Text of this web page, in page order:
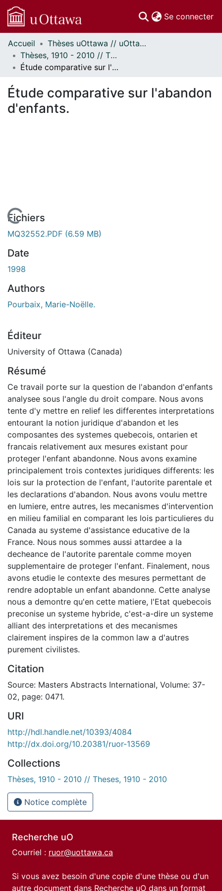
Se connecter
Communautés
et collections
Parcourir
Statistiques
À propos
Accueil
Thèses uOttawa // uOttawa Theses
Thèses, 1910 - 2010 // Theses, 1910 - 2010
Étude comparative sur l'abandon d'enfants.
Étude comparative sur l'abandon
d'enfants.
En cours de chargement...
Fichiers
MQ32552.PDF (6.59 MB)
Date
1998
Authors
Pourbaix, Marie-Noëlle.
Éditeur
University of Ottawa (Canada)
Résumé
Ce travail porte sur la question de l'abandon d'enfants
analysee sous l'angle du droit compare. Nous avons
tente d'y mettre en relief les differentes interpretations
entourant la notion juridique d'abandon et les
composantes des systemes quebecois, ontarien et
francais relativement aux mesures existant pour
proteger l'enfant abandonne. Nous avons examine
principalement trois contextes juridiques differents: les
lois sur la protection de l'enfant, l'autorite parentale et
les declarations d'abandon. Nous avons voulu mettre
en lumiere, entre autres, les mecanismes d'intervention
en milieu familial en comparant les lois particulieres du
Canada au systeme d'assistance educative de la
France. Nous nous sommes aussi attardee a la
decheance de l'autorite parentale comme moyen
supplementaire de proteger l'enfant. Finalement, nous
avons etudie le contexte des mesures permettant de
rendre adoptable un enfant abandonne. Cette analyse
nous a demontre qu'en cette matiere, l'Etat quebecois
preconise un systeme hybride, c'est-a-dire un systeme
alliant des interpretations et des mecanismes
clairement inspires de la common law a d'autres
purement civilistes.
Citation
Source: Masters Abstracts International, Volume: 37-
02, page: 0471.
URI
http://hdl.handle.net/10393/4084
http://dx.doi.org/10.20381/ruor-13569
Collections
Thèses, 1910 - 2010 // Theses, 1910 - 2010
Notice complète
Recherche uO
Courriel : ruor@uottawa.ca
Si vous avez besoin d'une copie d'une thèse ou d'un
autre document dans Recherche uO dans un format